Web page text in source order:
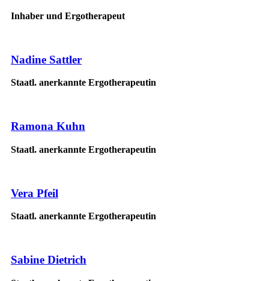
Inhaber und Ergotherapeut
Nadine Sattler
Staatl. anerkannte Ergotherapeutin
Ramona Kuhn
Staatl. anerkannte Ergotherapeutin
Vera Pfeil
Staatl. anerkannte Ergotherapeutin
Sabine Dietrich